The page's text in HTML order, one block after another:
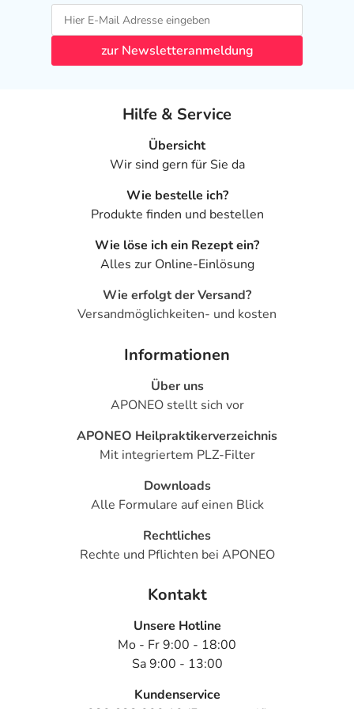
zur Newsletteranmeldung
Hilfe & Service
Übersicht
Wir sind gern für Sie da
Wie bestelle ich?
Produkte finden und bestellen
Wie löse ich ein Rezept ein?
Alles zur Online-Einlösung
Wie erfolgt der Versand?
Versandmöglichkeiten- und kosten
Informationen
Über uns
APONEO stellt sich vor
APONEO Heilpraktikerverzeichnis
Mit integriertem PLZ-Filter
Downloads
Alle Formulare auf einen Blick
Rechtliches
Rechte und Pflichten bei APONEO
Kontakt
Unsere Hotline
Mo - Fr 9:00 - 18:00
Sa 9:00 - 13:00
Kundenservice